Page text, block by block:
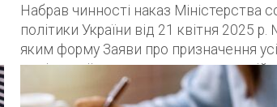
Набрав чинності наказ Міністерства
політики України від 21 квітня 2025
яким форму Заяви про призначення
соціальної допомоги та компенсацій
доповнено...